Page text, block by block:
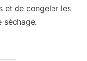
et de congeler les
séchage.